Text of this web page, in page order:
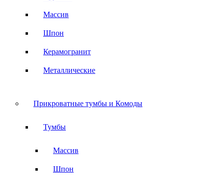
Массив
Шпон
Керамогранит
Металлические
Прикроватные тумбы и Комоды
Тумбы
Массив
Шпон